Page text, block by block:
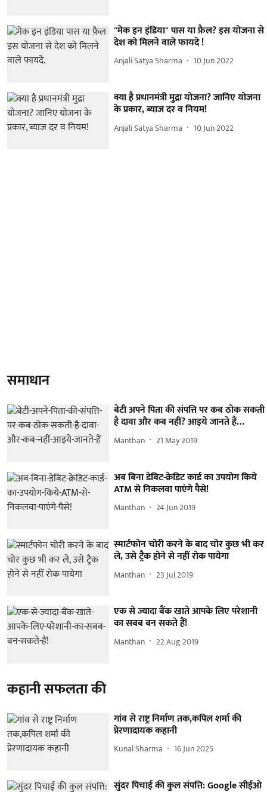
"मेक इन इंडिया" पास या फ़ैल? इस योजना से
देश को मिलने वाले फायदे !
Anjali Satya Sharma 10 Jun 2022
क्या है प्रधानमंत्री मुद्रा योजना? जानिए योजना
के प्रकार, ब्याज दर व नियम!
Anjali Satya Sharma 10 Jun 2022
समाधान
बेटी अपने पिता की संपत्ति पर कब ठोक सकती
है दावा और कब नहीं? आइये जानते हैं…
Manthan 21 May 2019
अब बिना डेबिट-क्रेडिट कार्ड का उपयोग किये
ATM से निकलवा पाएंगे पैसे!
Manthan 24 Jun 2019
स्मार्टफोन चोरी करने के बाद चोर कुछ भी कर
ले, उसे ट्रैक होने से नहीं रोक पायेगा
Manthan 23 Jul 2019
एक से ज्यादा बैंक खाते आपके लिए परेशानी
का सबब बन सकते हैं!
Manthan 22 Aug 2019
कहानी सफलता की
गांव से राष्ट्र निर्माण तक,कपिल शर्मा की
प्रेरणादायक कहानी
Kunal Sharma 16 Jun 2025
सुंदर पिचाई की कुल संपत्ति: Google सीईओ